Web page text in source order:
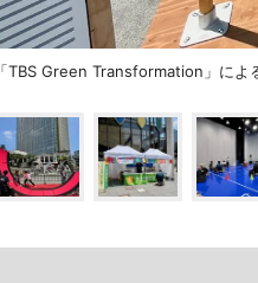
「TBS Green Transformation」によ